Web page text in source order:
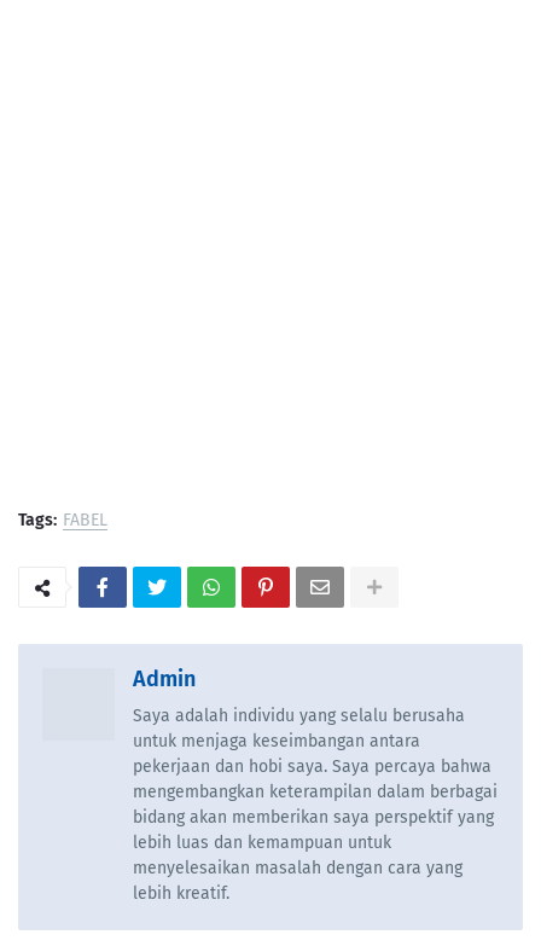
Tags: FABEL
Admin
Saya adalah individu yang selalu berusaha
untuk menjaga keseimbangan antara
pekerjaan dan hobi saya. Saya percaya bahwa
mengembangkan keterampilan dalam berbagai
bidang akan memberikan saya perspektif yang
lebih luas dan kemampuan untuk
menyelesaikan masalah dengan cara yang
lebih kreatif.